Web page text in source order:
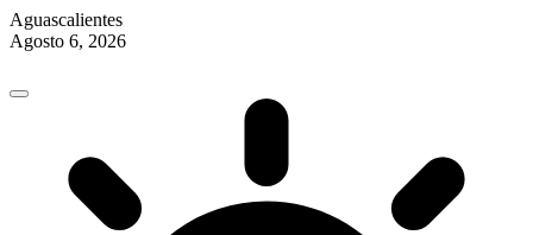
Aguascalientes
Agosto 6, 2026
content